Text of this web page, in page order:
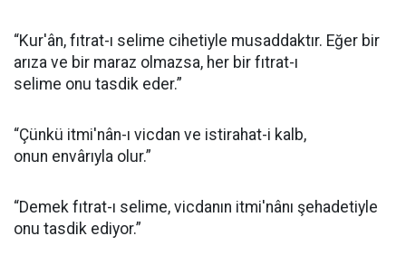
“Kur'ân, fıtrat-ı selime cihetiyle musaddaktır. Eğer bir
arıza ve bir maraz olmazsa, her bir fıtrat-ı
selime onu tasdik eder.”
“Çünkü itmi'nân-ı vicdan ve istirahat-i kalb,
onun envârıyla olur.”
“Demek fıtrat-ı selime, vicdanın itmi'nânı şehadetiyle
onu tasdik ediyor.”